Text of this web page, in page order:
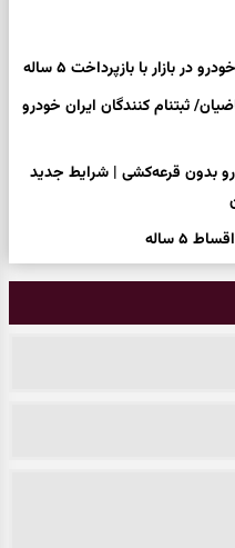
بازار با بازپرداخت ۵ ساله
ثبتنام کنندگان ایران خودرو
بدون قرعه‌کشی | شرایط جدید
ساله